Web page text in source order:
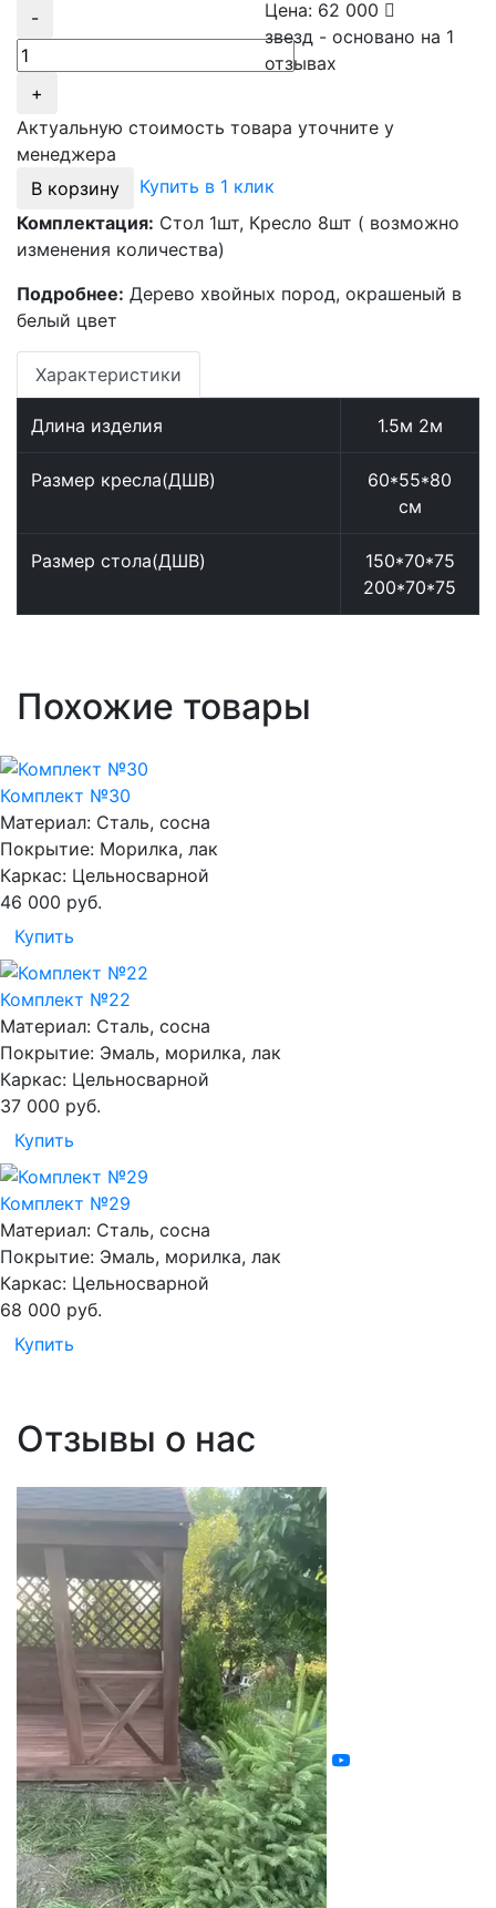
-
+
Цена: 62 000
звезд - основано на 1
отзывах
Актуальную стоимость товара уточните у
менеджера
В корзину
Купить в 1 клик
Комплектация: Стол 1шт, Кресло 8шт ( возможно
изменения количества)
Подробнее: Дерево хвойных пород, окрашеный в
белый цвет
Характеристики
Длина изделия 1.5м 2м
Размер кресла(ДШВ)
60*55*80
см
Размер стола(ДШВ)
150*70*75
200*70*75
Похожие товары
Комплект №30
Материал: Сталь, сосна
Покрытие: Морилка, лак
Каркас: Цельносварной
46 000 руб.
Купить
Комплект №22
Материал: Сталь, сосна
Покрытие: Эмаль, морилка, лак
Каркас: Цельносварной
37 000 руб.
Купить
Комплект №29
Материал: Сталь, сосна
Покрытие: Эмаль, морилка, лак
Каркас: Цельносварной
68 000 руб.
Купить
Отзывы о нас